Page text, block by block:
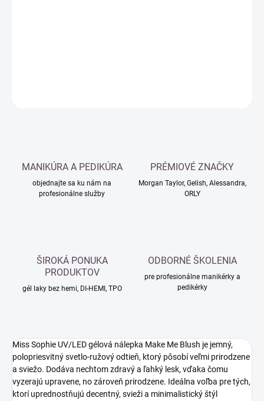
MANIKÚRA A PEDIKÚRA
objednajte sa ku nám na
profesionálne služby
PRÉMIOVÉ ZNAČKY
Morgan Taylor, Gelish, Alessandra,
ORLY
ŠIROKÁ PONUKA
PRODUKTOV
gél laky bez hemi, DI-HEMI, TPO
ODBORNÉ ŠKOLENIA
pre profesionálne manikérky a
pedikérky
Miss Sophie UV/LED gélová nálepka Make Me Blush je jemný,
polopriesvitný svetlo-ružový odtieň, ktorý pôsobí veľmi prirodzene
a sviežo. Dodáva nechtom zdravý a ľahký lesk, vďaka čomu
vyzerajú upravene, no zároveň prirodzene. Ideálna voľba pre tých,
ktorí uprednostňujú decentný, svieži a minimalistický štýl